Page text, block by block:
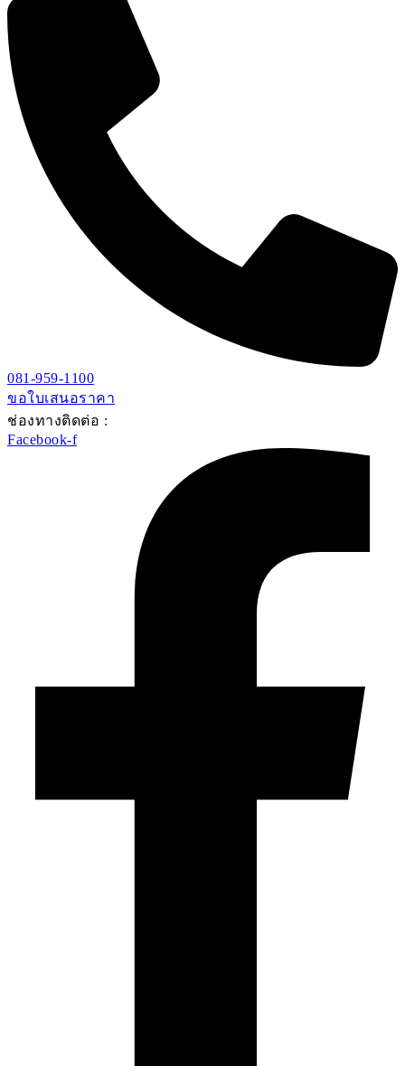
081-959-1100
ขอใบเสนอราคา
ช่องทางติดต่อ :
Facebook-f